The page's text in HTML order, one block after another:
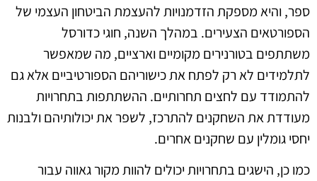
ספר, והיא מספקת הזדמנויות להעצמת הביטחון העצמי של
הספורטאים הצעירים. במהלך השנה, חוגי כדורסל
משתתפים בטורנירים מקומיים וארציים, מה שמאפשר
לתלמידים לא רק לפתח את כישוריהם הספורטיביים אלא גם
להתמודד עם לחצים תחרותיים. ההשתתפות בתחרויות
מעודדת את השחקנים להתרכז, לשפר את יכולותיהם ולבנות
יחסי גומלין עם שחקנים אחרים.
כמו כן, הישגים בתחרויות יכולים להוות מקור גאווה עבור